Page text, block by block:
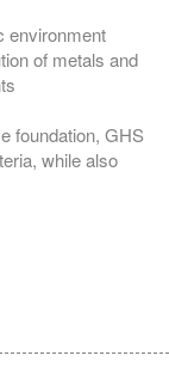
environment
of metals and
foundation, GHS
while also